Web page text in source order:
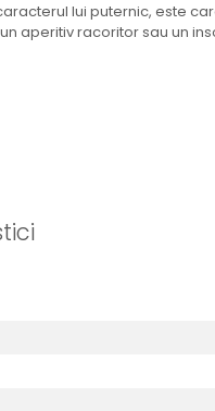
lui puternic, este
aperitiv racoritor sau un